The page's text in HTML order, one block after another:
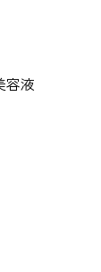
容液